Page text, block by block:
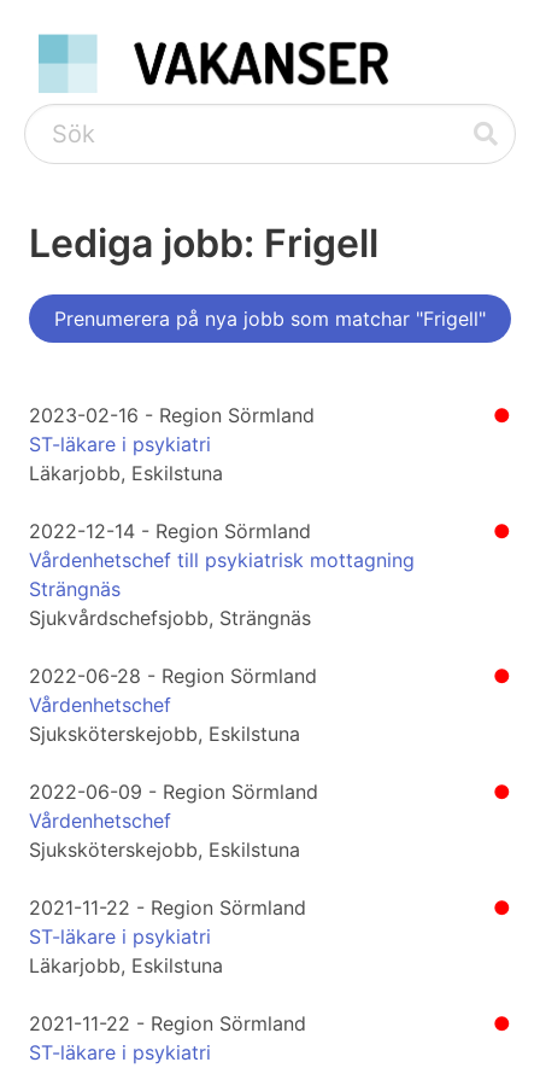
Lediga jobb: Frigell
Prenumerera på nya jobb som matchar "Frigell"
●
2023-02-16 - Region Sörmland
ST-läkare i psykiatri
Läkarjobb, Eskilstuna
●
2022-12-14 - Region Sörmland
Vårdenhetschef till psykiatrisk mottagning
Strängnäs
Sjukvårdschefsjobb, Strängnäs
●
2022-06-28 - Region Sörmland
Vårdenhetschef
Sjuksköterskejobb, Eskilstuna
●
2022-06-09 - Region Sörmland
Vårdenhetschef
Sjuksköterskejobb, Eskilstuna
●
2021-11-22 - Region Sörmland
ST-läkare i psykiatri
Läkarjobb, Eskilstuna
●
2021-11-22 - Region Sörmland
ST-läkare i psykiatri